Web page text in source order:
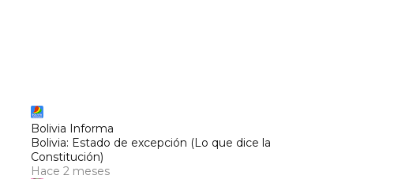
Bolivia Informa
Bolivia: Estado de excepción (Lo que dice la
Constitución)
Hace 2 meses